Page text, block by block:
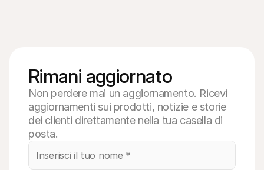
Rimani aggiornato
Non perdere mai un aggiornamento. Ricevi
aggiornamenti sui prodotti, notizie e storie
dei clienti direttamente nella tua casella di
posta.